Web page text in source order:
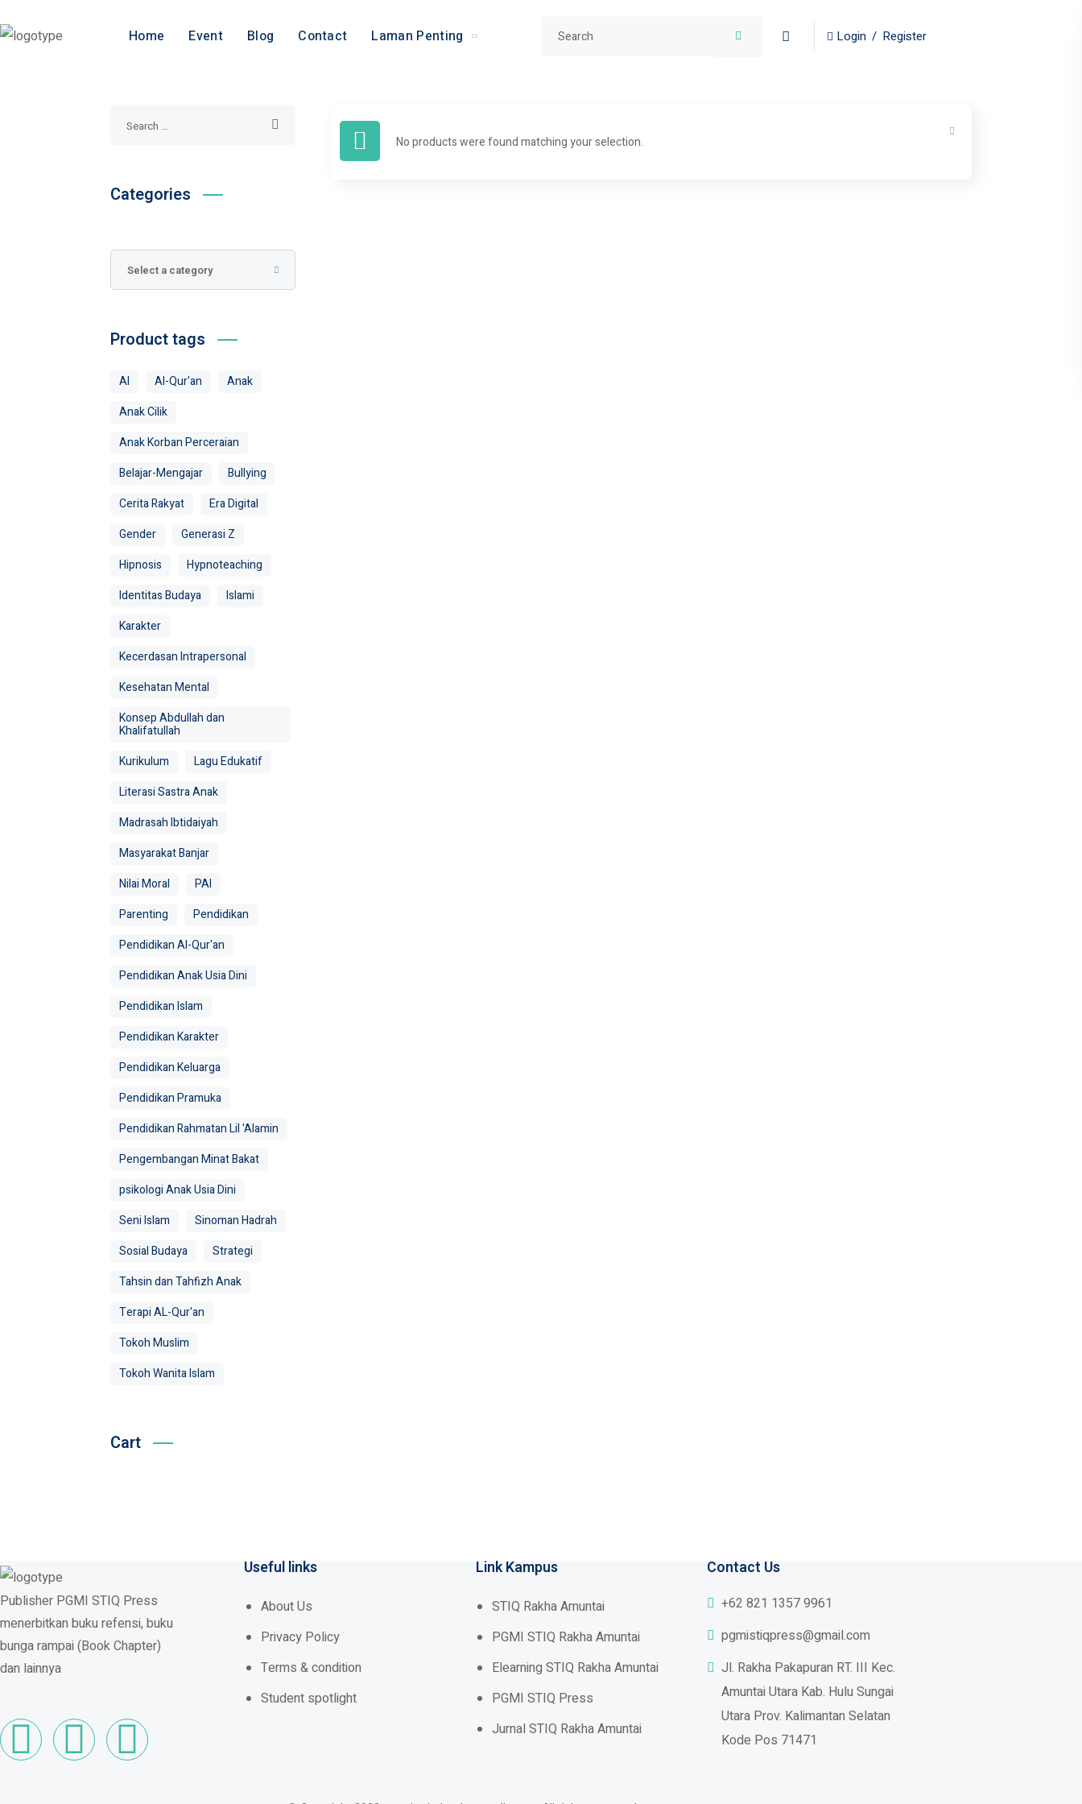
Home Event Blog Contact Laman Penting Login / Register
No products were found matching your selection.
Categories
Select a category
Product tags
AI Al-Qur'an
Anak
Anak Cilik
Anak Korban Perceraian
Belajar-Mengajar
Bullying
Cerita Rakyat
Era Digital
Gender
Generasi Z
Hipnosis
Hypnoteaching
Identitas Budaya
Islami
Karakter
Kecerdasan Intrapersonal
Kesehatan Mental
Konsep Abdullah dan
Khalifatullah
Kurikulum
Lagu Edukatif
Literasi Sastra Anak
Madrasah Ibtidaiyah
Masyarakat Banjar
Nilai Moral
PAI
Parenting
Pendidikan
Pendidikan Al-Qur'an
Pendidikan Anak Usia Dini
Pendidikan Islam
Pendidikan Karakter
Pendidikan Keluarga
Pendidikan Pramuka
Pendidikan Rahmatan Lil 'Alamin
Pengembangan Minat Bakat
psikologi Anak Usia Dini
Seni Islam
Sinoman Hadrah
Sosial Budaya
Strategi
Tahsin dan Tahfizh Anak
Terapi AL-Qur'an
Tokoh Muslim
Tokoh Wanita Islam
Cart
Publisher PGMI STIQ Press
menerbitkan buku refensi, buku
bunga rampai (Book Chapter)
dan lainnya
Useful links
About Us
Privacy Policy
Terms & condition
Student spotlight
Link Kampus
STIQ Rakha Amuntai
PGMI STIQ Rakha Amuntai
Elearning STIQ Rakha Amuntai
PGMI STIQ Press
Jurnal STIQ Rakha Amuntai
Contact Us
+62 821 1357 9961
pgmistiqpress@gmail.com
Jl. Rakha Pakapuran RT. III Kec.
Amuntai Utara Kab. Hulu Sungai
Utara Prov. Kalimantan Selatan
Kode Pos 71471